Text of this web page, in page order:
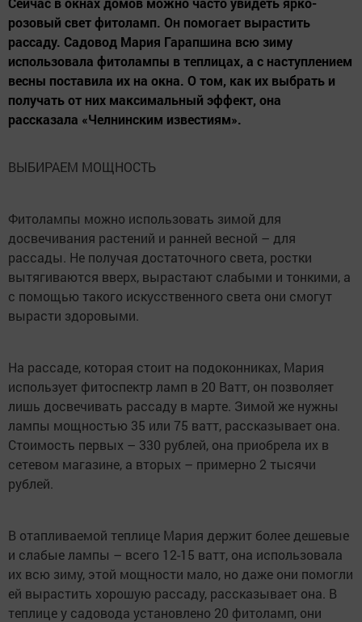
розовый свет фитоламп. Он помогает вырастить
рассаду. Садовод Мария Гарапшина всю зиму
использовала фитолампы в теплицах, а с наступлением
весны поставила их на окна. О том, как их выбрать и
получать от них максимальный эффект, она
рассказала «Челнинским известиям».
ВЫБИРАЕМ МОЩНОСТЬ
Фитолампы можно использовать зимой для
досвечивания растений и ранней весной – для
рассады. Не получая достаточного света, ростки
вытягиваются вверх, вырастают слабыми и тонкими, а
с помощью такого искусственного света они смогут
вырасти здоровыми.
На рассаде, которая стоит на подоконниках, Мария
использует фитоспектр ламп в 20 Ватт, он позволяет
лишь досвечивать рассаду в марте. Зимой же нужны
лампы мощностью 35 или 75 ватт, рассказывает она.
Стоимость первых – 330 рублей, она приобрела их в
сетевом магазине, а вторых – примерно 2 тысячи
рублей.
В отапливаемой теплице Мария держит более дешевые
и слабые лампы – всего 12-15 ватт, она использовала
их всю зиму, этой мощности мало, но даже они помогли
ей вырастить хорошую рассаду, рассказывает она. В
теплице у садовода установлено 20 фитоламп, они